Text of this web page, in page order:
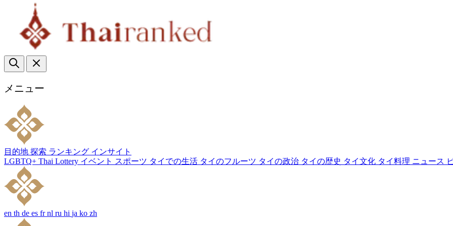
メニュー
目的地 探索 ランキング インサイト
LGBTQ+ Thai Lottery イベント スポーツ タイでの生活 タイのフルーツ タイの政治 タイの歴史 タイ文化 タイ料理 ニュース
en th de es fr nl ru hi ja ko zh